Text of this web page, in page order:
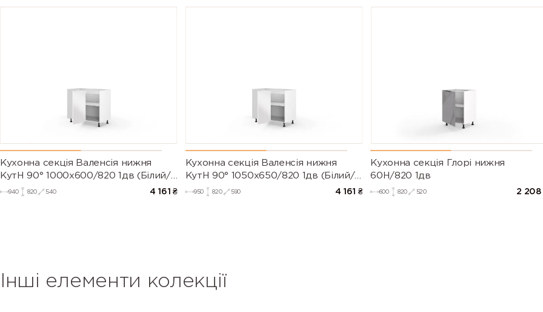
Кухонна секція Валенсія нижня
КутН 90° 1000х600/820 1дв (Білий/
Напівмат Білий 9003)
940 820 540 4 161 ₴
Кухонна секція Валенсія нижня
КутН 90° 1050х650/820 1дв (Білий/
Напівмат Білий 9003)
950 820 590 4 161 ₴
Кухонна секція Глорі нижня
60Н/820 1дв
600 820 520 2 208
Інші елементи колекції